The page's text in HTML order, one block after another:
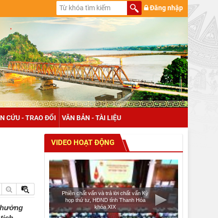
Đăng nhập
CỨU - TRAO ĐỔI VĂN BẢN - TÀI LIỆU
VIDEO HOẠT ĐỘNG
Phiên chất vấn và trả lời chất vấn Kỳ
họp thứ tư, HĐND tỉnh Thanh Hóa
khóa XIX